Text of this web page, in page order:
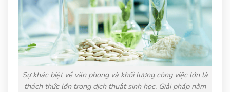
Sự khác biệt về văn phong và khối lượng công việc lớn là
thách thức lớn trong dịch thuật sinh học. Giải pháp nằm